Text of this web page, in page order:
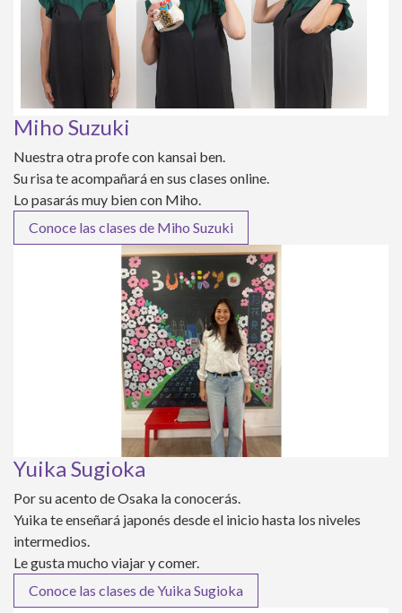
Miho Suzuki
Nuestra otra profe con kansai ben.
Su risa te acompañará en sus clases online.
Lo pasarás muy bien con Miho.
Conoce las clases de Miho Suzuki
Yuika Sugioka
Por su acento de Osaka la conocerás.
Yuika te enseñará japonés desde el inicio hasta los niveles
intermedios.
Le gusta mucho viajar y comer.
Conoce las clases de Yuika Sugioka